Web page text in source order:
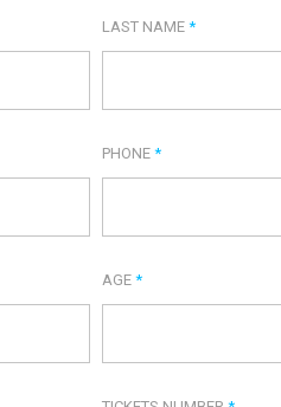
LAST NAME*
PHONE*
AGE*